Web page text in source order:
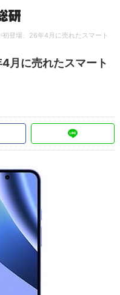
初登場、26年4月に売れたスマート
月に売れたスマート